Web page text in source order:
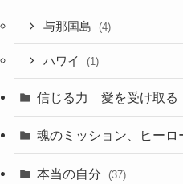
与那国島 (4)
ハワイ (1)
信じる力 愛を受け取る
魂のミッション、ヒーロ
本当の自分 (37)